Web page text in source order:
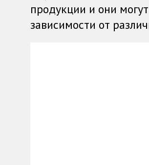
продукции и они
зависимости от